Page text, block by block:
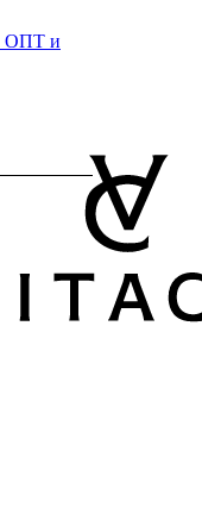
ОПТ и